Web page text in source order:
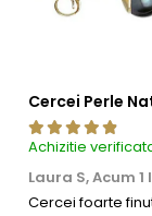
Achizitie
Laura S,Acum 1
Cercei foarte